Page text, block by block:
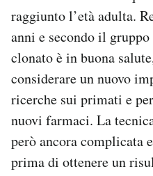
Area Personale
Newsletter
Hai bisogno di aiuto?
Esci
raggiunto l’età adulta.
anni e secondo il
clonato è in buona
considerare un nuovo
ricerche sui primati e
nuovi farmaci. La
però ancora
prima di ottenere un